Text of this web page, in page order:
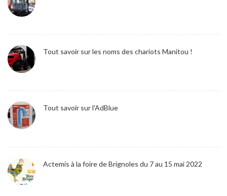
Tout savoir sur les noms des chariots Manitou !
Tout savoir sur l'AdBlue
Actemis à la foire de Brignoles du 7 au 15 mai 2022